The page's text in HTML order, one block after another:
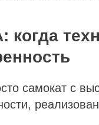
когда
самокат с